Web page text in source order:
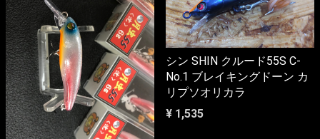
シン SHIN クルード55S C-
No.1 ブレイキングドーン カ
リプソオリカラ
¥ 1,535